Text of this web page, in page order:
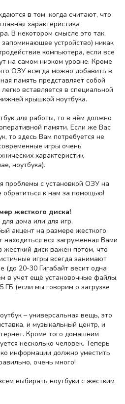
в том, когда считают, что
характеристика
В некотором смысле это так,
устройство) никак
компьютера, если все
на самом низком уровне. Кроме
ОЗУ всегда можно добавить в
память представляет собой
вставляется в специальной
крышкой ноутбука.
для работы, то в нём должно
памяти. Если же Вас
то здесь Вам потребуется не
игры очень
характеристик
ноутбука).
проблемы с установкой ОЗУ на
обратиться к нам за помощью!
жесткого диска!
дома или для игр,
акцент на размере жесткого
находиться вся загруженная Вами
диск важен потом, что
игры всегда занимают
(до 20-30 Гигабайт весит одна
в учет ещё установочные файлы,
ГБ (если мы говорим о загрузке
– универсальная вещь, это
и музыкальный центр, и
Кроме того домашним
несколько человек. Теперь
информации должно уместить
очень много!
выбирать ноутбуки с жестким